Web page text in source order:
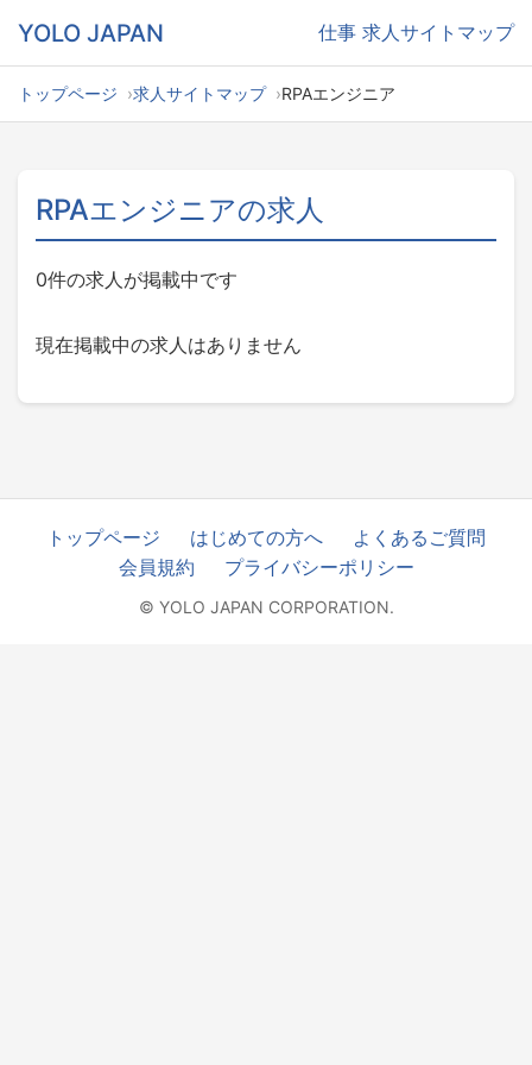
YOLO JAPAN 仕事 求人サイトマップ
トップページ 求人サイトマップ RPAエンジニア
RPAエンジニアの求人
0件の求人が掲載中です
現在掲載中の求人はありません
トップページ はじめての方へ
よくあるご質問
会員規約
プライバシーポリシー
© YOLO JAPAN CORPORATION.